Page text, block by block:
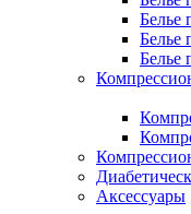
Белье
Белье
Белье
Аксессуары